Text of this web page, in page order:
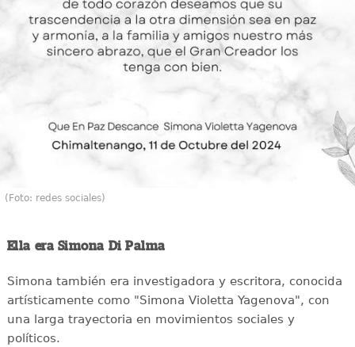
(Foto: redes sociales)
Ella era Simona Di Palma
Simona también era investigadora y escritora, conocida
artísticamente como "Simona Violetta Yagenova", con
una larga trayectoria en movimientos sociales y
políticos.